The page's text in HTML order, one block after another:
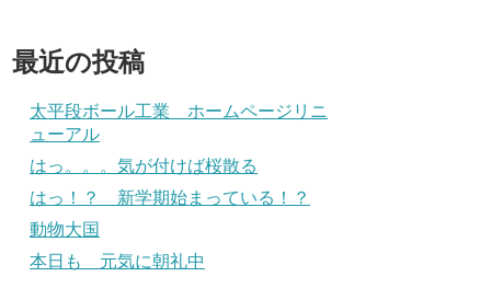
最近の投稿
太平段ボール工業 ホームページリニ
ューアル
はっ。。。気が付けば桜散る
はっ！？ 新学期始まっている！？
動物大国
本日も 元気に朝礼中